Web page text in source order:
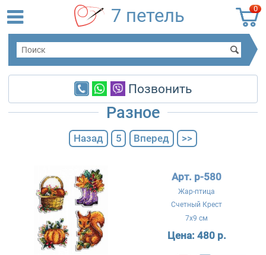
0
7 петель
Позвонить
Разное
Назад 5 Вперед >>
Арт. р-580
Жар-птица
Счетный Крест
7x9 см
Цена: 480 р.